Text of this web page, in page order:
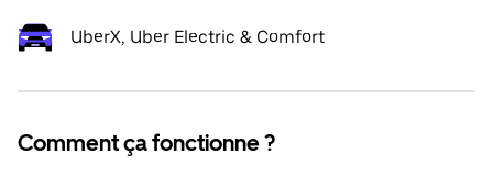
UberX, Uber Electric & Comfort
Comment ça fonctionne ?